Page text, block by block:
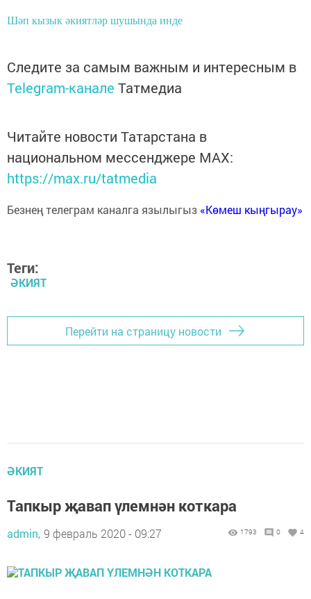
Шәп кызык әкиятләр шушында инде
Следите за самым важным и интересным в
Telegram-канале Татмедиа
Читайте новости Татарстана в
национальном мессенджере MАХ:
https://max.ru/tatmedia
Безнең телеграм каналга язылыгыз «Көмеш кыңгырау»
Теги:
ӘКИЯТ
Перейти на страницу новости
ӘКИЯТ
Тапкыр җавап үлемнән коткара
admin, 9 февраль 2020 - 09:27 1793 0 4